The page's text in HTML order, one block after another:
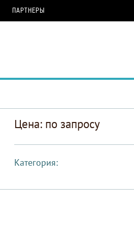
ПАРТНЕРЫ
Цена: по запросу
Категория: